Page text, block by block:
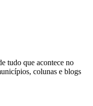
tudo que acontece no
colunas e blogs